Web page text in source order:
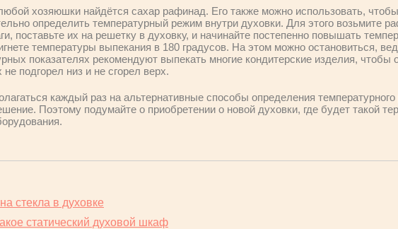
хозяюшки найдётся сахар рафинад. Его также можно использовать,
определить температурный режим внутри духовки. Для этого возьмите
поставьте их на решетку в духовку, и начинайте постепенно повышать
температуры выпекания в 180 градусов. На этом можно остановиться,
показателях рекомендуют выпекать многие кондитерские изделия, чтобы
не подгорел низ и не сгорел верх.
каждый раз на альтернативные способы определения
Поэтому подумайте о приобретении о новой духовки, где будет такой
стекла в духовке
статический духовой шкаф